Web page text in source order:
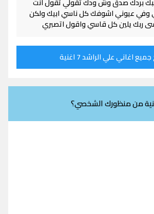
بردك صدق وش ودك تقولي تقول انت
وفي عيوني اشوفك كل ناسي ابيك ولكن
ربك يلين كل قاسي واقول اتصبري
اغاني علي الراشد 7 اغنية
من منظورك الشخصي؟